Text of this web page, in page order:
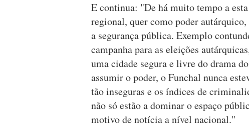
E continua: "De há muito tempo a
regional, quer como poder
a segurança pública. Exemplo
campanha para as eleições
uma cidade segura e livre do drama
assumir o poder, o Funchal nunca
tão inseguras e os índices de
não só estão a dominar o espaço
motivo de notícia a nível nacional."